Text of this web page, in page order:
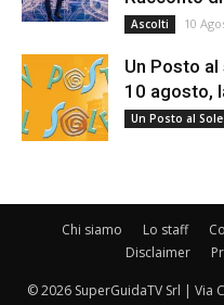
Ascolti 10
Un Posto
10 agosto,
Un Posto al Sole
Chi siamo Lo staff
Disclaimer
© 2026 SuperGuidaTV Srl | Via